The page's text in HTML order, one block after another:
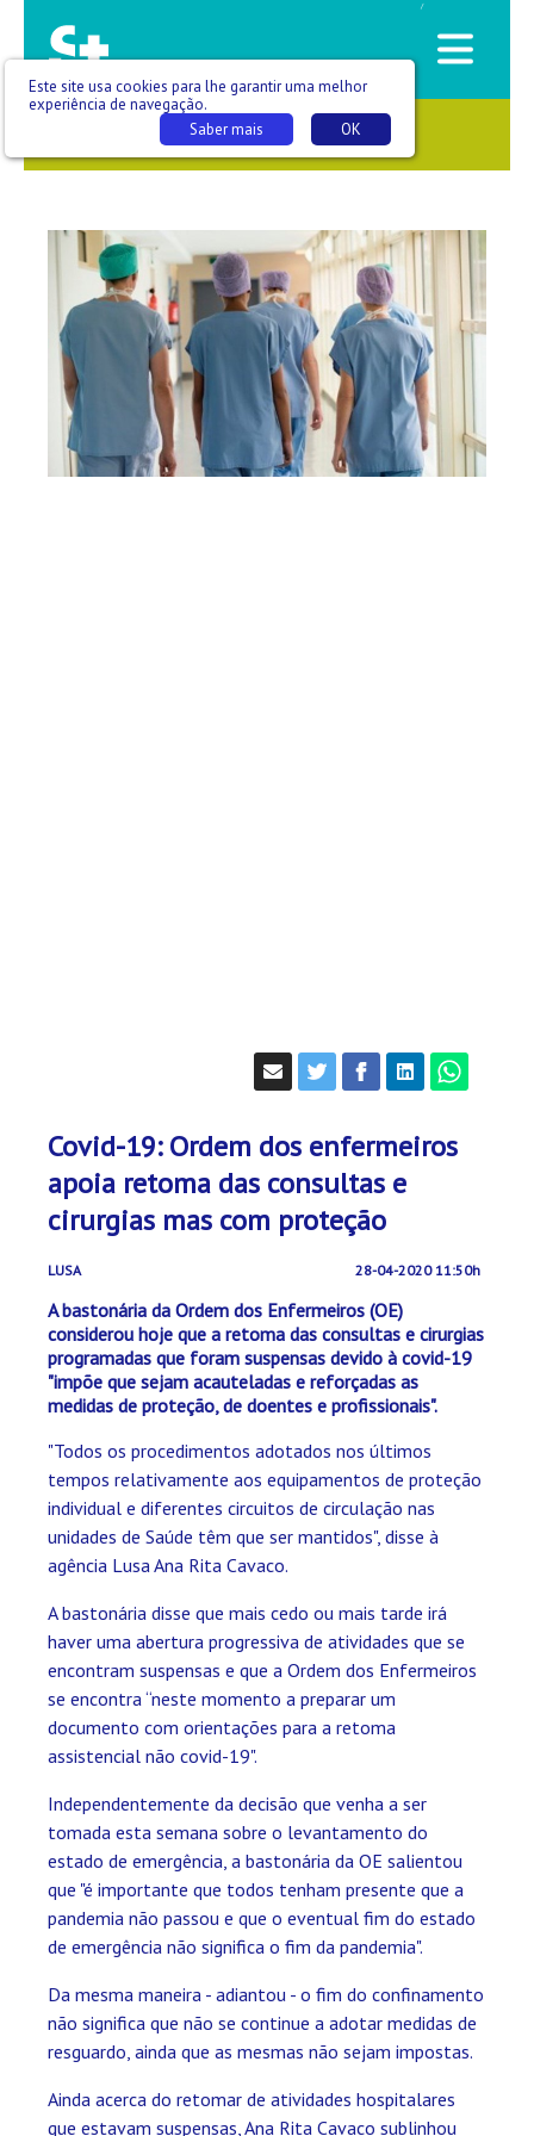
/
SAÚDE QUE SE VÊ
Covid-19: Ordem dos enfermeiros
apoia retoma das consultas e
cirurgias mas com proteção
LUSA 28-04-2020 11:50h
A bastonária da Ordem dos Enfermeiros (OE)
considerou hoje que a retoma das consultas e cirurgias
programadas que foram suspensas devido à covid-19
"impõe que sejam acauteladas e reforçadas as
medidas de proteção, de doentes e profissionais".
"Todos os procedimentos adotados nos últimos
tempos relativamente aos equipamentos de proteção
individual e diferentes circuitos de circulação nas
unidades de Saúde têm que ser mantidos", disse à
agência Lusa Ana Rita Cavaco.
A bastonária disse que mais cedo ou mais tarde irá
haver uma abertura progressiva de atividades que se
encontram suspensas e que a Ordem dos Enfermeiros
se encontra “neste momento a preparar um
documento com orientações para a retoma
assistencial não covid-19".
Independentemente da decisão que venha a ser
tomada esta semana sobre o levantamento do
estado de emergência, a bastonária da OE salientou
que "é importante que todos tenham presente que a
pandemia não passou e que o eventual fim do estado
de emergência não significa o fim da pandemia".
Da mesma maneira - adiantou - o fim do confinamento
não significa que não se continue a adotar medidas de
resguardo, ainda que as mesmas não sejam impostas.
Ainda acerca do retomar de atividades hospitalares
que estavam suspensas, Ana Rita Cavaco sublinhou
Este site usa cookies para lhe garantir uma melhor
experiência de navegação.
OK
Saber mais